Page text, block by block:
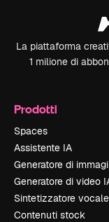
La piattaforma
1 milione di
Prodotti
Spaces
Assistente IA
Generatore di
Generatore di video
Sintetizzatore
Contenuti stock